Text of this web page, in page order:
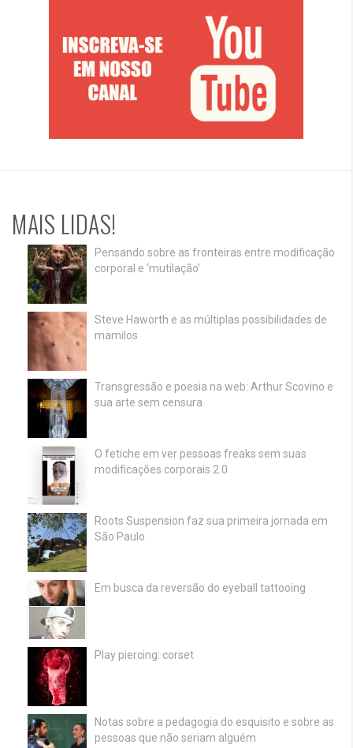
MAIS LIDAS!
Pensando sobre as fronteiras entre modificação
corporal e ‘mutilação’
Steve Haworth e as múltiplas possibilidades de
mamilos
Transgressão e poesia na web: Arthur Scovino e
sua arte sem censura
O fetiche em ver pessoas freaks sem suas
modificações corporais 2.0
Roots Suspension faz sua primeira jornada em
São Paulo
Em busca da reversão do eyeball tattooing
Play piercing: corset
Notas sobre a pedagogia do esquisito e sobre as
pessoas que não seriam alguém